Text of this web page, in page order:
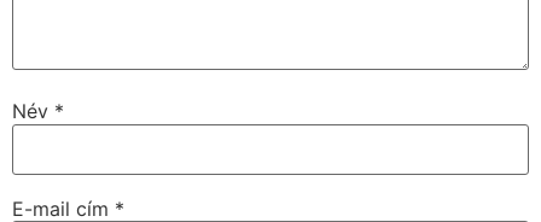
Név *
E-mail cím *